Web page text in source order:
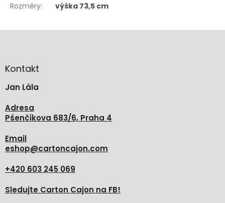
Rozměry: výška 73,5 cm
aKontakt
Jan Lála
Adresa
Pšenčíkova 683/6, Praha 4
Email
eshop@cartoncajon.com
+420 603 245 069
Sledujte Carton Cajon na FB!